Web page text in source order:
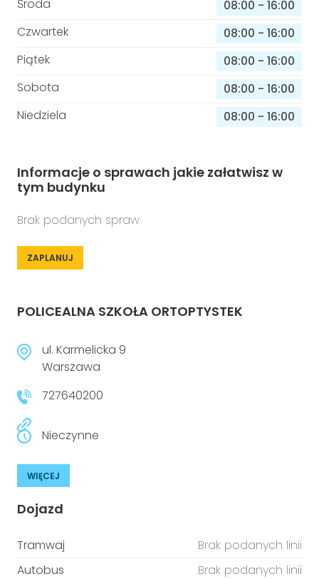
Środa 08:00 - 16:00
Czwartek
08:00 - 16:00
Piątek
08:00 - 16:00
Sobota
08:00 - 16:00
Niedziela
08:00 - 16:00
Informacje o sprawach jakie załatwisz w
tym budynku
Brak podanych spraw
ZAPLANUJ
POLICEALNA SZKOŁA ORTOPTYSTEK
ul. Karmelicka 9
Warszawa
727640200
Nieczynne
WIĘCEJ
Dojazd
Tramwaj
Brak podanych linii
Autobus
Brak podanych linii